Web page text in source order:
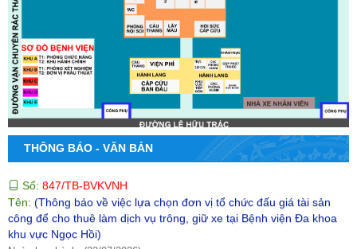
THÔNG BÁO - VĂN BẢN
Tên:
(Thông báo đấu giá tài sản)
Ngày ban hành: (31/07/2026)
Số:855/CV-BVKVNH
Tên:(Công văn yêu cầu chào giá Mua sắm trang thiết bị y tế thiết
yếu cho các khoa" phục vụ công tác khám chữa bệnh đợt 1 năm
2026)
Ngày ban hành: (24/07/2026)
Tên:(Thông báo về việc lựa chọn đơn vị tổ chức đấu giá tài sản
công để cho thuê làm dịch vụ trông, giữ xe tại Bệnh viện Đa khoa
khu vực Ngọc Hồi)
Ngày ban hành: (23/07/2026)